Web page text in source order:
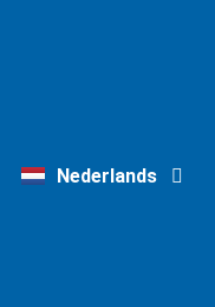
Nederlands
English